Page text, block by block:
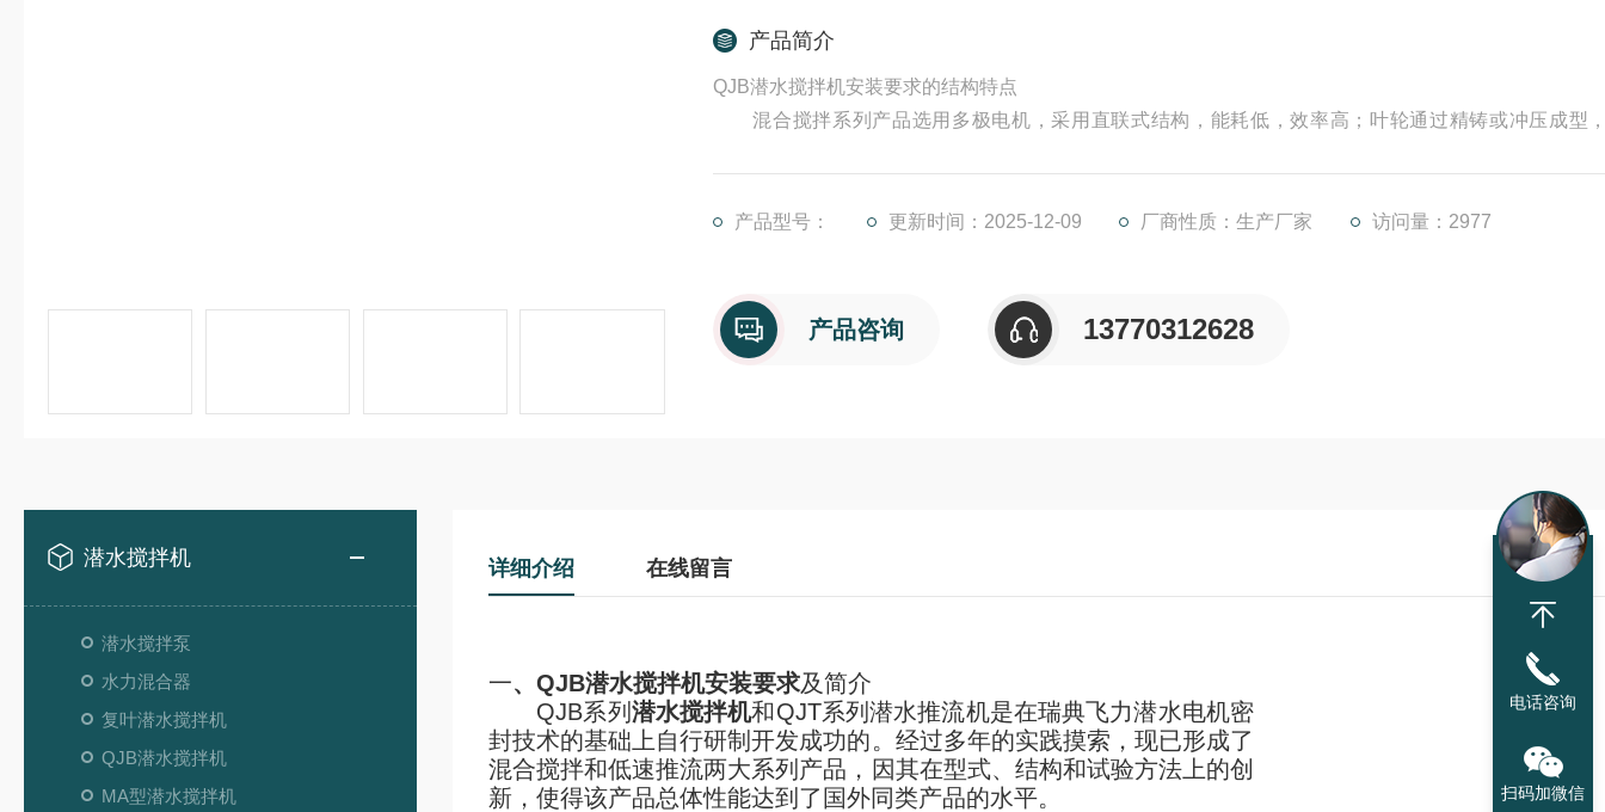
产品简介
QJB潜水搅拌机安装要求的结构特点
混合搅拌系列产品选用多极电机，采用直联式结构，能耗低，效率高；叶轮通过精铸或冲压成型
产品型号： 更新时间：2025-12-09 厂商性质：生产厂家 访问量：2977
产品咨询 13770312628
潜水搅拌机
潜水搅拌泵
水力混合器
复叶潜水搅拌机
QJB潜水搅拌机
MA型潜水搅拌机
详细介绍 在线留言
一、 QJB潜水搅拌机安装要求及简介
QJB系列 潜水搅拌机和QJT系列潜水推流机是在瑞典飞力潜水电机密
封技术的基础上自行研制开发成功的。经过多年的实践摸索，现已形成了
混合搅拌和低速推流两大系列产品，因其在型式、结构和试验方法上的创
新，使得该产品总体性能达到了国外同类产品的水平。
电话咨询
扫码加微信